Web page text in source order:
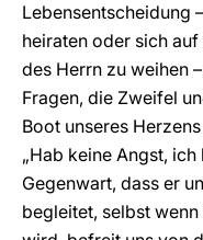
Lebensentscheidung
heiraten oder sich
des Herrn zu weihen –
Fragen, die Zweifel
Boot unseres
„Hab keine Angst,
Gegenwart, dass er
begleitet, selbst